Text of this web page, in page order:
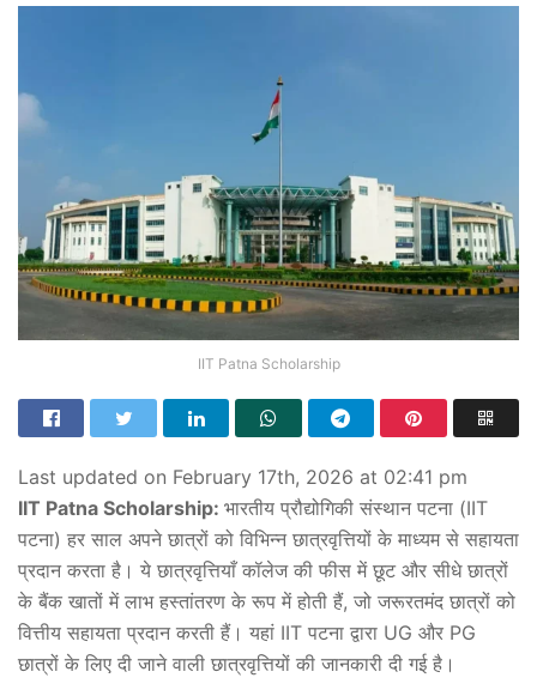
IIT Patna Scholarship
Last updated on February 17th, 2026 at 02:41 pm
IIT Patna Scholarship: भारतीय प्रौद्योगिकी संस्थान पटना (IIT
पटना) हर साल अपने छात्रों को विभिन्न छात्रवृत्तियों के माध्यम से सहायता
प्रदान करता है। ये छात्रवृत्तियाँ कॉलेज की फीस में छूट और सीधे छात्रों
के बैंक खातों में लाभ हस्तांतरण के रूप में होती हैं, जो जरूरतमंद छात्रों को
वित्तीय सहायता प्रदान करती हैं। यहां IIT पटना द्वारा UG और PG
छात्रों के लिए दी जाने वाली छात्रवृत्तियों की जानकारी दी गई है।